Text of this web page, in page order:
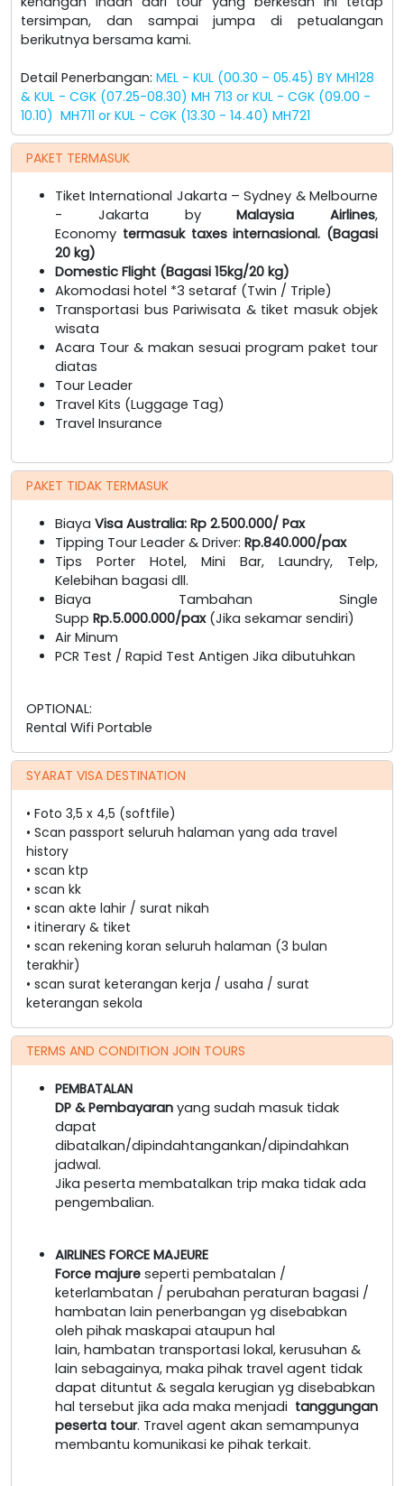
tersimpan, dan sampai jumpa di petualangan
berikutnya bersama kami.
Detail Penerbangan: MEL - KUL (00.30 – 05.45) BY MH128
& KUL - CGK (07.25-08.30) MH 713 or KUL - CGK (09.00 -
10.10) MH711 or KUL - CGK (13.30 - 14.40) MH721
PAKET TERMASUK
Tiket International Jakarta – Sydney & Melbourne
- Jakarta byMalaysia Airlines,
Economy termasuk taxes internasional. (Bagasi
20 kg)
Domestic Flight (Bagasi 15kg/20 kg)
Akomodasi hotel *3 setaraf (Twin / Triple)
Transportasi bus Pariwisata & tiket masuk objek
wisata
Acara Tour & makan sesuai program paket tour
diatas
Tour Leader
Travel Kits (Luggage Tag)
Travel Insurance
PAKET TIDAK TERMASUK
Biaya Visa Australia: Rp 2.500.000/ Pax
Tipping Tour Leader & Driver: Rp.840.000/pax
Tips Porter Hotel, Mini Bar, Laundry, Telp,
Kelebihan bagasi dll.
Biaya Tambahan Single
Supp Rp.5.000.000/pax(Jika sekamar sendiri)
Air Minum
PCR Test / Rapid Test Antigen Jika dibutuhkan
OPTIONAL:
Rental Wifi Portable
SYARAT VISA DESTINATION
• Foto 3,5 x 4,5 (softfile)
• Scan passport seluruh halaman yang ada travel
history
• scan ktp
• scan kk
• scan akte lahir / surat nikah
• itinerary & tiket
• scan rekening koran seluruh halaman (3 bulan
terakhir)
• scan surat keterangan kerja / usaha / surat
keterangan sekola
TERMS AND CONDITION JOIN TOURS
PEMBATALAN
DP & Pembayaran yang sudah masuk tidak
dapat
dibatalkan/dipindahtangankan/dipindahkan
jadwal.
Jika peserta membatalkan trip maka tidak ada
pengembalian.
AIRLINES FORCE MAJEURE
Force majure seperti pembatalan /
keterlambatan / perubahan peraturan bagasi /
hambatan lain penerbangan yg disebabkan
oleh pihak maskapai ataupun hal
lain, hambatan transportasi lokal, kerusuhan &
lain sebagainya, maka pihak travel agent tidak
dapat dituntut & segala kerugian yg disebabkan
hal tersebut jika ada maka menjadi tanggungan
peserta tour. Travel agent akan semampunya
membantu komunikasi ke pihak terkait.